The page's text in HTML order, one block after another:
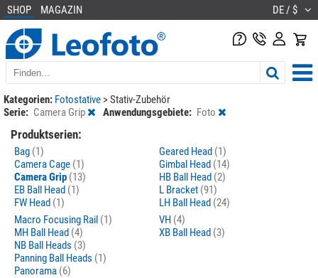
SHOP MAGAZIN DE / $
Kategorien: Fotostative >Stativ-Zubehör
Serie: Camera Grip Anwendungsgebiete: Foto
Produktserien:
Bag (1)
Camera Cage (1)
Camera Grip (13)
EB Ball Head (1)
FW Head (1)
Geared Head (1)
Gimbal Head (14)
HB Ball Head (2)
L Bracket (91)
LH Ball Head (24)
Macro Focusing Rail (1)
MH Ball Head (4)
NB Ball Heads (3)
Panning Ball Heads (1)
Panorama (6)
VH (4)
XB Ball Head (3)